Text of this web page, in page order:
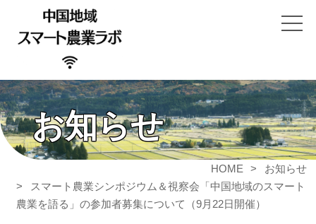
お知らせ
HOME
お知らせ
スマート農業シンポジウム＆視察会「中国地域のスマート
農業を語る」の参加者募集について（9月22日開催）